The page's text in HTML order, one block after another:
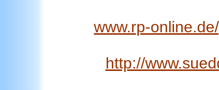
www.rp-
http://